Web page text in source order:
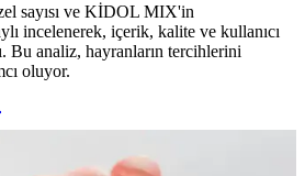
sayısı ve KİDOL MIX'in
incelenerek, içerik, kalite ve kullanıcı
Bu analiz, hayranların tercihlerini
oluyor.